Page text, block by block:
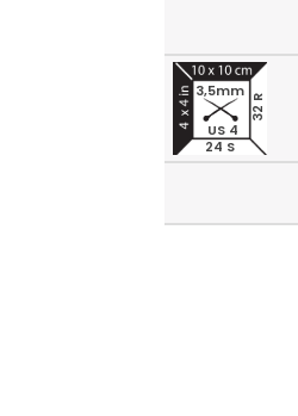
24 S
32 R
3,5mm
US 4